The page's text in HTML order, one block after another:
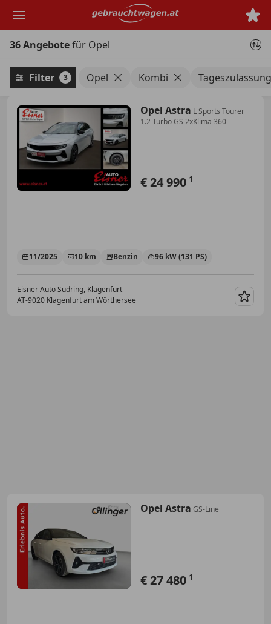
Hauptinhalt
36 Angebotefür Opel
Filter 3 Opel Kombi Tageszulassung
Opel Astra L Sports Tourer
1.2 Turbo GS 2xKlima 360
€ 24 990 1
11/2025 10 km Benzin 96 kW (131 PS)
Eisner Auto Südring, Klagenfurt
AT-9020 Klagenfurt am Wörthersee
Opel Astra GS-Line
€ 27 480 1